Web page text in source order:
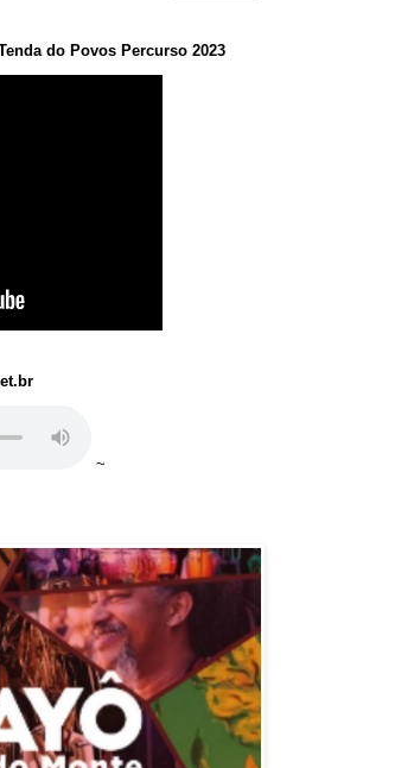
do Povos Percurso 2023
~